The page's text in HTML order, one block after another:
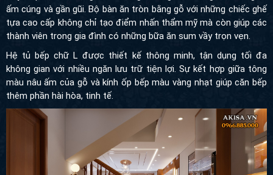
ấm cúng và gần gũi. Bộ bàn ăn tròn bằng gỗ với những chiếc ghế
tựa cao cấp không chỉ tạo điểm nhấn thẩm mỹ mà còn giúp các
thành viên trong gia đình có những bữa ăn sum vầy trọn vẹn.
Hệ tủ bếp chữ L được thiết kế thông minh, tận dụng tối đa
không gian với nhiều ngăn lưu trữ tiện lợi. Sự kết hợp giữa tông
màu nâu ấm của gỗ và kính ốp bếp màu vàng nhạt giúp căn bếp
thêm phần hài hòa, tinh tế.